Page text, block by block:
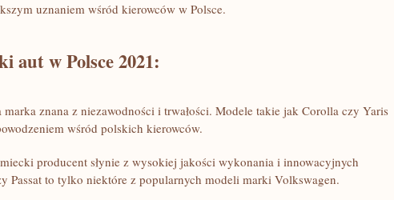
uznaniem wśród kierowców w Polsce.
aut w Polsce 2021:
marka znana z niezawodności i trwałości. Modele takie jak Corolla czy Yaris
wśród polskich kierowców.
producent słynie z wysokiej jakości wykonania i innowacyjnych⁢
Passat to tylko niektóre z popularnych modeli marki Volkswagen.